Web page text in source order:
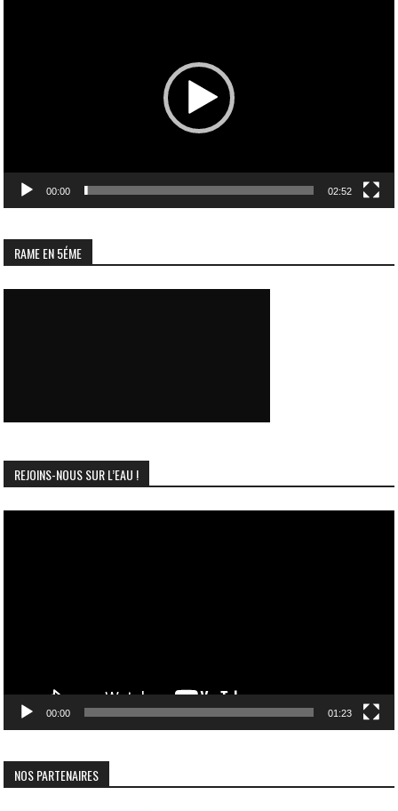
00:00 02:52
RAME EN 5ÉME
REJOINS-NOUS SUR L’EAU !
00:00 01:23
NOS PARTENAIRES